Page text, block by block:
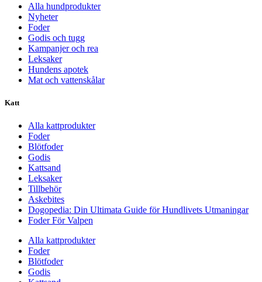
Alla hundprodukter
Nyheter
Foder
Godis och tugg
Kampanjer och rea
Leksaker
Hundens apotek
Mat och vattenskålar
Katt
Alla kattprodukter
Foder
Blötfoder
Godis
Kattsand
Leksaker
Tillbehör
Askebites
Dogopedia: Din Ultimata Guide för Hundlivets Utmaningar
Foder För Valpen
Alla kattprodukter
Foder
Blötfoder
Godis